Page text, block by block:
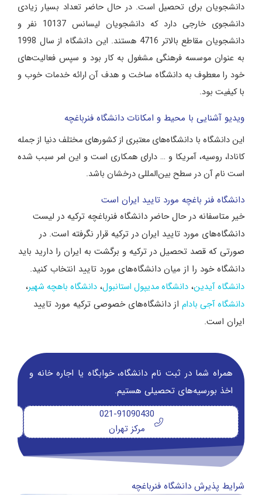
دانشجویان برای تحصیل است. در حال حاضر تعداد بسیار زیادی
دانشجوی خارجی دارد که دانشجویان لیسانس 10137 نفر و
دانشجویان مقاطع بالاتر 4716 هستند. این دانشگاه از سال 1998
به عنوان موسسه فرهنگی مشغول به کار بود و سپس فعالیت‌های
خود را معطوف به دانشگاه ساخت و هدف آن ارائه خدمات خوب و
با کیفیت بود.
ویدیو آشنایی با محیط و امکانات دانشگاه فنرباغچه
این دانشگاه با دانشگاه‌های معتبری از کشورهای مختلف دنیا از جمله
کانادا، روسیه، آمریکا و … دارای همکاری است و این امر سبب شده
است نام آن در سطح بین‌المللی درخشان باشد.
دانشگاه فنر باغچه مورد تایید ایران است
خیر متاسفانه در حال حاضر دانشگاه فنرباغچه ترکیه در لیست
دانشگاه‌های مورد تایید ایران در ترکیه قرار نگرفته است. در
صورتی که قصد تحصیل در ترکیه و برگشت به ایران را دارید باید
دانشگاه خود را از میان دانشگاه‌های مورد تایید انتخاب کنید.
دانشگاه آیدین، دانشگاه مدیپول استانبول، دانشگاه باهچه شهیر،
دانشگاه آجی بادام از دانشگاه‌های خصوصی ترکیه مورد تایید
ایران است.
همراه شما در ثبت نام دانشگاه‌، خوابگاه یا اجاره خانه و
اخذ بورسیه‌های تحصیلی هستیم.
021-91090430
مرکز تهران
شرایط پذیرش دانشگاه فنرباغچه